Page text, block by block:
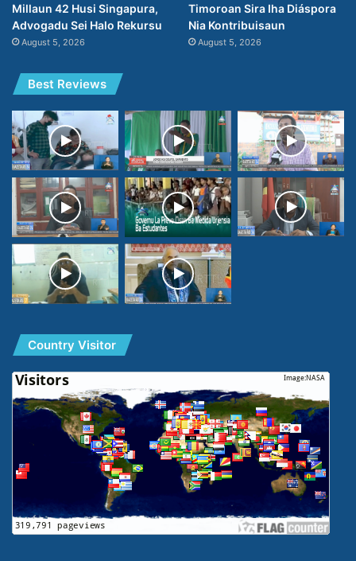
Millaun 42 Husi Singapura,
Advogadu Sei Halo Rekursu
August 5, 2026
Timoroan Sira Iha Diáspora
Nia Kontribuisaun
August 5, 2026
Best Reviews
Country Visitor